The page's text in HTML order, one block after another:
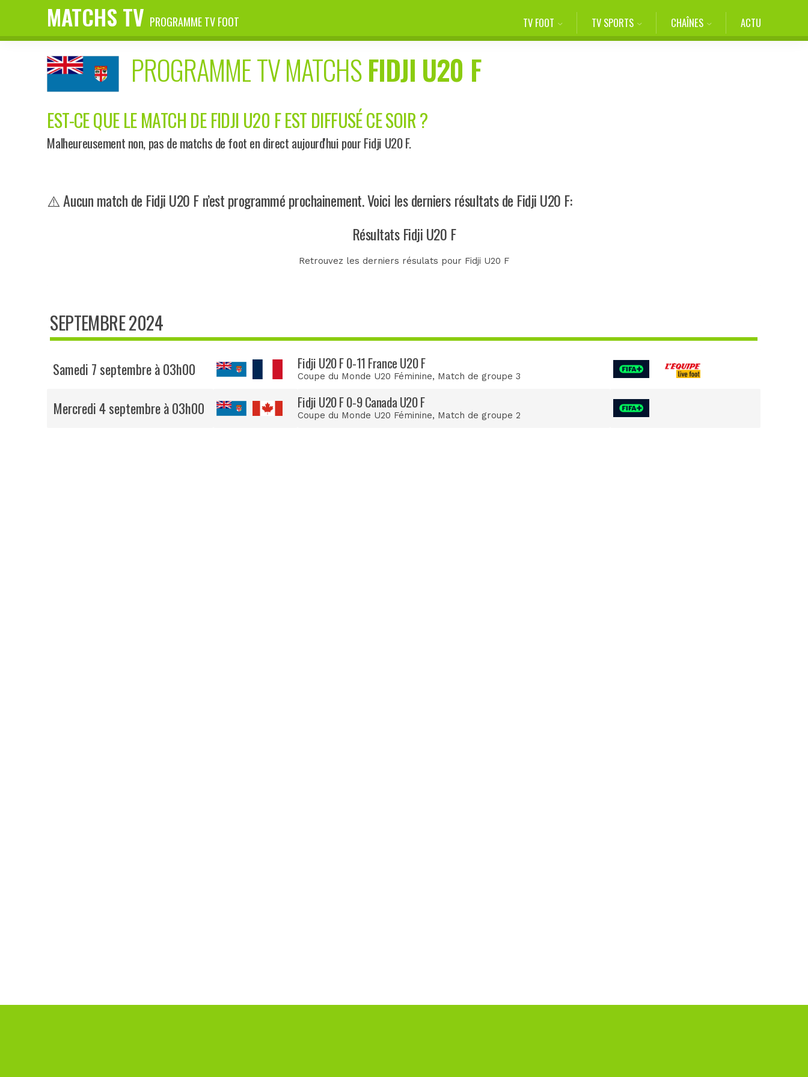
MATCHS TV PROGRAMME TV FOOT TV FOOT TV SPORTS CHAÎNES ACTU
PROGRAMME TV MATCHSFIDJI U20 F
EST-CE QUE LE MATCH DE FIDJI U20 F EST DIFFUSÉ CE SOIR ?
Malheureusement non, pas de matchs de foot en direct aujourd'hui pour Fidji U20 F.
⚠️ Aucun match de Fidji U20 F n’est programmé prochainement. Voici les derniers résultats de Fidji U20 F:
Résultats Fidji U20 F
Retrouvez les derniers résulats pour Fidji U20 F
SEPTEMBRE 2024
Samedi 7 septembre à 03h00 Fidji U20 F 0-11 France U20 F
Coupe du Monde U20 Féminine, Match de groupe 3
Mercredi 4 septembre à 03h00 Fidji U20 F 0-9 Canada U20 F
Coupe du Monde U20 Féminine, Match de groupe 2